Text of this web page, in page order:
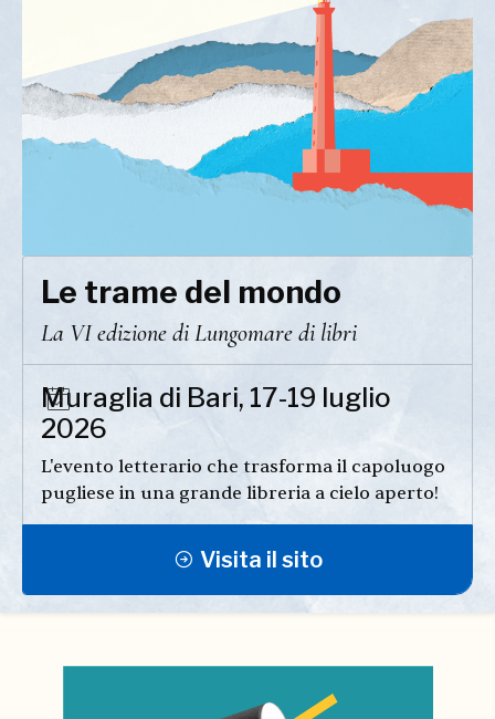
Le trame del mondo
La VI edizione di Lungomare di libri
Muraglia di Bari, 17-19 luglio
2026
L'evento letterario che trasforma il capoluogo
pugliese in una grande libreria a cielo aperto!
Visita il sito